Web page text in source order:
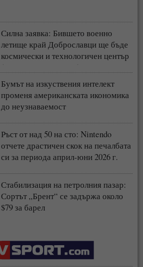
Силна заявка: Бившето военно
летище край Доброславци ще бъде
космически и технологичен център
(СНИМКИ + ВИДЕО)
Бумът на изкуствения интелект
променя американската икономика
до неузнаваемост
Ръст от над 50 на сто: Nintendo
отчете драстичен скок на печалбата
си за периода април-юни 2026 г.
Стабилизация на петролния пазар:
Сортът „Брент“ се задържа около
$79 за барел